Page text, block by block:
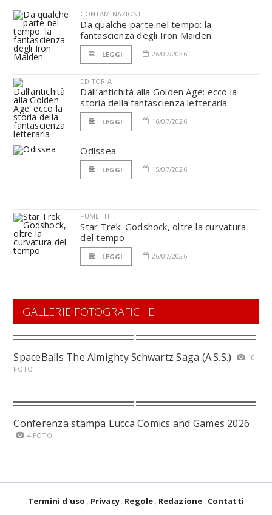
CONTAMINAZIONI
Da qualche parte nel tempo: la
fantascienza degli Iron Maiden
LEGGI 26/07/2026
EDITORIA
Dall’antichità alla Golden Age: ecco la
storia della fantascienza letteraria
LEGGI 16/07/2026
Odissea
LEGGI 15/07/2026
FUMETTI
Star Trek: Godshock, oltre la curvatura
del tempo
LEGGI 26/07/2026
GALLERIE FOTOGRAFICHE
SpaceBalls The Almighty Schwartz Saga (A.S.S.)
10
FOTO
Conferenza stampa Lucca Comics and Games 2026
4 FOTO
Termini d'uso Privacy Regole Redazione Contatti